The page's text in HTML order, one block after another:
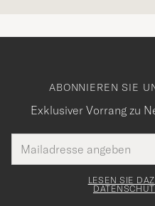
ABONNIEREN SIE
Exklusiver Vorrang zu
Mail
Adresse
Tack
för
LESEN SIE